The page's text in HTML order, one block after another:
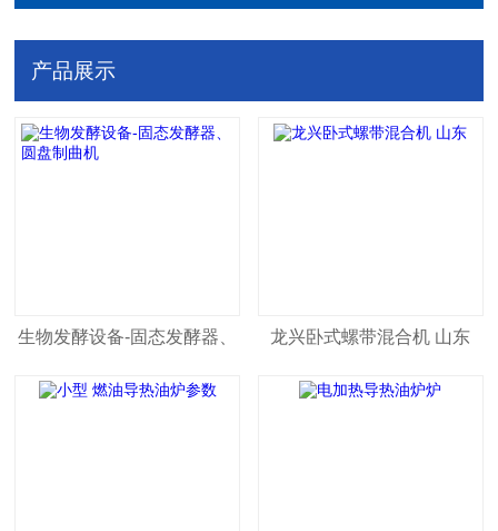
产品展示
生物发酵设备-固态发酵器、
圆盘制曲机
龙兴卧式螺带混合机 山东